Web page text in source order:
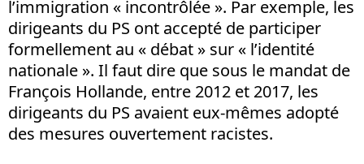
l’immigration « incontrôlée ». Par exemple, les
dirigeants du PS ont accepté de participer
formellement au « débat » sur « l’identité
nationale ». Il faut dire que sous le mandat de
François Hollande, entre 2012 et 2017, les
dirigeants du PS avaient eux-mêmes adopté
des mesures ouvertement racistes.